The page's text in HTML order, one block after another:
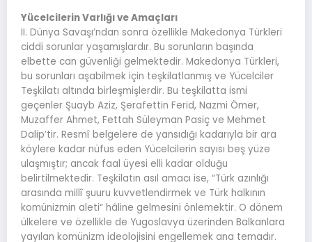
Yücelcilerin Varlığı ve Amaçları
II. Dünya Savaşı’ndan sonra özellikle Makedonya Türkleri
ciddi sorunlar yaşamışlardır. Bu sorunların başında
elbette can güvenliği gelmektedir. Makedonya Türkleri,
bu sorunları aşabilmek için teşkilatlanmış ve Yücelciler
Teşkilatı altında birleşmişlerdir. Bu teşkilatta ismi
geçenler Şuayb Aziz, Şerafettin Ferid, Nazmi Ömer,
Muzaffer Ahmet, Fettah Süleyman Pasiç ve Mehmet
Dalip’tir. Resmî belgelere de yansıdığı kadarıyla bir ara
köylere kadar nüfus eden Yücelcilerin sayısı beş yüze
ulaşmıştır; ancak faal üyesi elli kadar olduğu
belirtilmektedir. Teşkilatın asıl amacı ise, “Türk azınlığı
arasında millî şuuru kuvvetlendirmek ve Türk halkının
komünizmin aleti“ hâline gelmesini önlemektir. O dönem
ülkelere ve özellikle de Yugoslavya üzerinden Balkanlara
yayılan komünizm ideolojisini engellemek ana temadır.